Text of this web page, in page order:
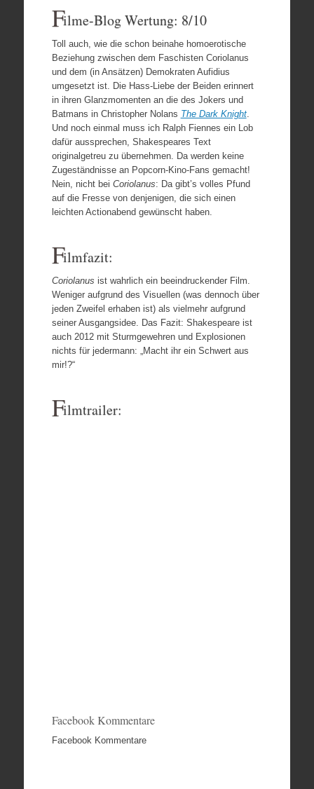
Filme-Blog Wertung: 8/10
Toll auch, wie die schon beinahe homoerotische
Beziehung zwischen dem Faschisten Coriolanus
und dem (in Ansätzen) Demokraten Aufidius
umgesetzt ist. Die Hass-Liebe der Beiden erinnert
in ihren Glanzmomenten an die des Jokers und
Batmans in Christopher Nolans The Dark Knight.
Und noch einmal muss ich Ralph Fiennes ein Lob
dafür aussprechen, Shakespeares Text
originalgetreu zu übernehmen. Da werden keine
Zugeständnisse an Popcorn-Kino-Fans gemacht!
Nein, nicht bei Coriolanus: Da gibt’s volles Pfund
auf die Fresse von denjenigen, die sich einen
leichten Actionabend gewünscht haben.
Filmfazit:
Coriolanus ist wahrlich ein beeindruckender Film.
Weniger aufgrund des Visuellen (was dennoch über
jeden Zweifel erhaben ist) als vielmehr aufgrund
seiner Ausgangsidee. Das Fazit: Shakespeare ist
auch 2012 mit Sturmgewehren und Explosionen
nichts für jedermann: „Macht ihr ein Schwert aus
mir!?“
Filmtrailer:
Facebook Kommentare
Facebook Kommentare